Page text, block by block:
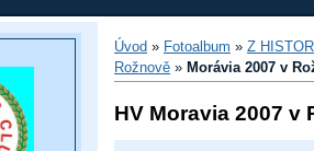
Úvod » Fotoalbum » Z
Rožnově » Morávia 2007 v
HV Moravia 2007 v